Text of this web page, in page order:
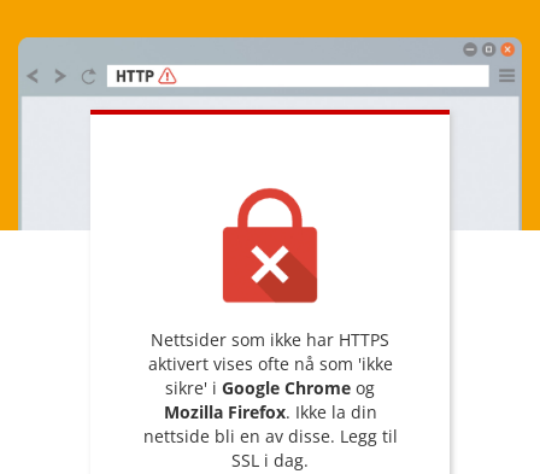
Nettsider som ikke har HTTPS
aktivert vises ofte nå som 'ikke
sikre' i Google Chrome og
Mozilla Firefox. Ikke la din
nettside bli en av disse. Legg til
SSL i dag.